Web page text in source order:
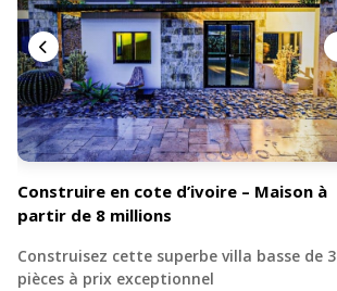
Construire en cote d’ivoire – Maison à
partir de 8 millions
Construisez cette superbe villa basse de 3
pièces à prix exceptionnel